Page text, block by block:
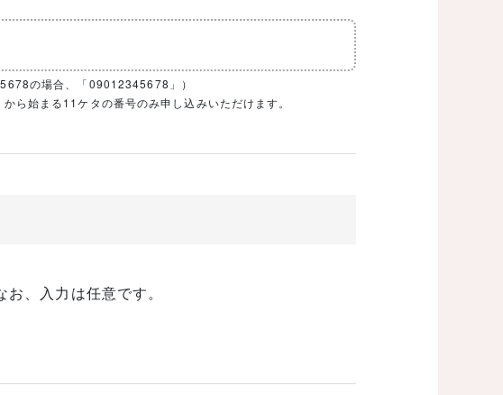
の場合、「09012345678」）
始まる11ケタの番号のみ申し込みいただけます。
、入力は任意です。